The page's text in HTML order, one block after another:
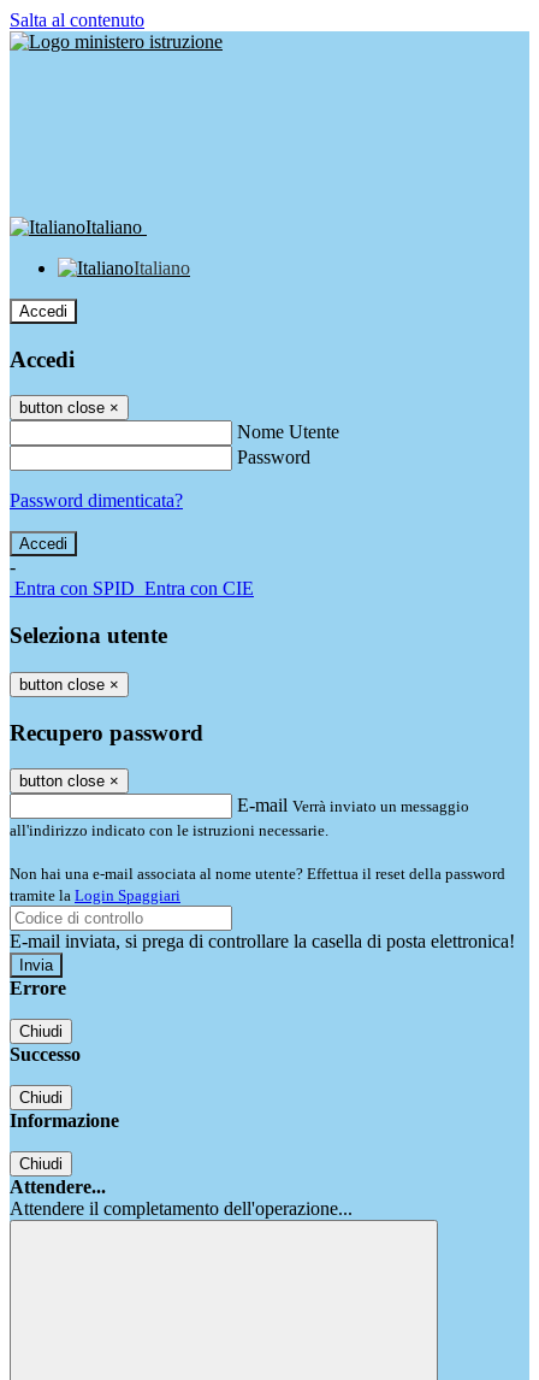
Salta al contenuto
Italiano
Italiano
Accedi
Accedi
button close ×
Nome Utente
Password
Password dimenticata?
-
Entra con SPID Entra con CIE
Seleziona utente
button close ×
Recupero password
button close ×
E-mail Verrà inviato un messaggio
all'indirizzo indicato con le istruzioni necessarie.
Non hai una e-mail associata al nome utente? Effettua il reset della password
tramite la Login Spaggiari
E-mail inviata, si prega di controllare la casella di posta elettronica!
Errore
Chiudi
Successo
Chiudi
Informazione
Chiudi
Attendere...
Attendere il completamento dell'operazione...